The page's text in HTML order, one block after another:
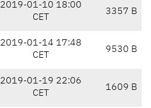
2019-01-10 18:00
CET
3357 B
2019-01-14 17:48
CET
9530 B
2019-01-19 22:06
CET
1609 B